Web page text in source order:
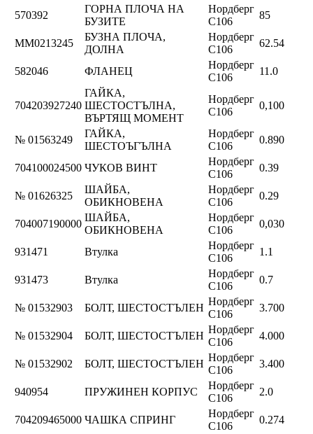
570392
ГОРНА ПЛОЧА НА
БУЗИТЕ
Нордберг
C106
85
ММ0213245
БУЗНА ПЛОЧА,
ДОЛНА
Нордберг
C106
62.54
582046 ФЛАНЕЦ
Нордберг
C106
11.0
704203927240
ГАЙКА,
ШЕСТОСТЪЛНА,
ВЪРТЯЩ МОМЕНТ
Нордберг
C106
0,100
№ 01563249
ГАЙКА,
ШЕСТОЪГЪЛНА
Нордберг
C106
0.890
704100024500 ЧУКОВ ВИНТ
Нордберг
C106
0.39
№ 01626325
ШАЙБА,
ОБИКНОВЕНА
Нордберг
C106
0.29
704007190000
ШАЙБА,
ОБИКНОВЕНА
Нордберг
C106
0,030
931471 Втулка
Нордберг
C106
1.1
931473 Втулка
Нордберг
C106
0.7
№ 01532903 БОЛТ, ШЕСТОСТЪЛЕН
Нордберг
C106
3.700
№ 01532904 БОЛТ, ШЕСТОСТЪЛЕН
Нордберг
C106
4.000
№ 01532902 БОЛТ, ШЕСТОСТЪЛЕН
Нордберг
C106
3.400
940954 ПРУЖИНЕН КОРПУС
Нордберг
C106
2.0
704209465000 ЧАШКА СПРИНГ
Нордберг
C106
0.274